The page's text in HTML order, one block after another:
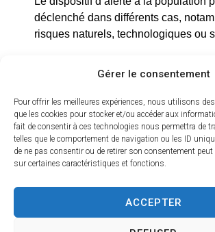
Gérer le consentement
Pour offrir les meilleures expériences, nous utilisons
que les cookies pour stocker et/ou accéder aux
fait de consentir à ces technologies nous permettra de
telles que le comportement de navigation ou les ID
de ne pas consentir ou de retirer son consentement
sur certaines caractéristiques et fonctions.
ACCEPTER
2 avenue de l’Europe Unie,
13640 La Roque d’Anthéron
Nous contacter
Horaires d'ouverture
Du lundi au jeudi :
de 8h30 à 11h30 et de 14h à 16h
Le vendredi :
déclenché dans différents cas,
risques naturels, technologiques ou
ville, et peut être localisée selon le
Prenez quelques minutes pour vous
bénéficier gratuitement de ce service
https://
Comment sont utilisées les